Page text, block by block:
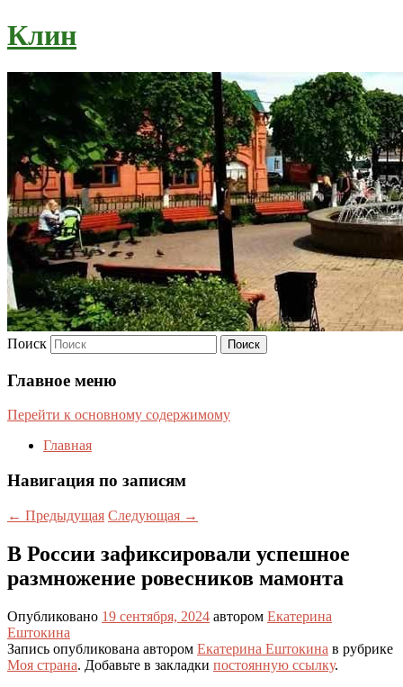
Клин
Поиск
Главное меню
Перейти к основному содержимому
Главная
Навигация по записям
← Предыдущая Следующая →
В России зафиксировали успешное
размножение ровесников мамонта
Опубликовано 19 сентября, 2024 автором Екатерина
Ештокина
Запись опубликована автором Екатерина Ештокина в рубрике
Моя страна. Добавьте в закладки постоянную ссылку.